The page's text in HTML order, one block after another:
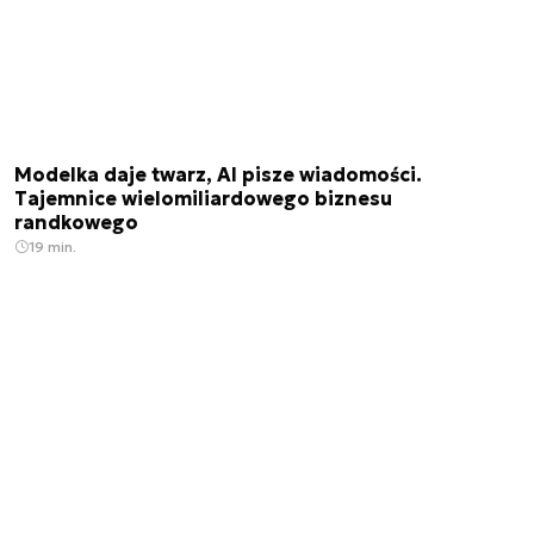
Modelka daje twarz, AI pisze wiadomości.
Tajemnice wielomiliardowego biznesu
randkowego
19 min.